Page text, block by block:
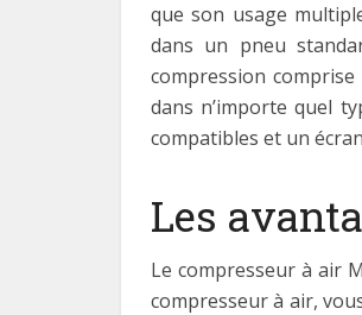
que son usage
dans un pneu
compression
dans n’importe quel
compatibles et un
Les
Le compresseur à air
compresseur à air,